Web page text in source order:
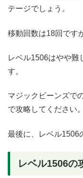
テージでしょう。
移動回数は18回です
レベル1506はやや難
す。
マジックビーンズで
で攻略してください。
最後に、レベル1506
レベル1506の